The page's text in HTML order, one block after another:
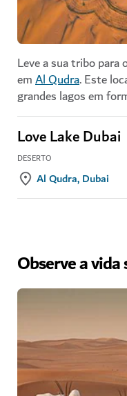
Leve a sua tribo para
emAl Qudra. Este
grandes lagos em
Love Lake Dubai
DESERTO
Al Qudra, Dubai
Observe a